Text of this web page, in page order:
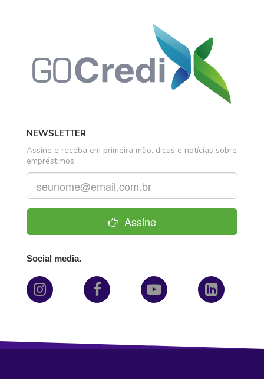
NEWSLETTER
Assine e receba em primeira mão, dicas e notícias sobre
empréstimos.
Assine
Social media.